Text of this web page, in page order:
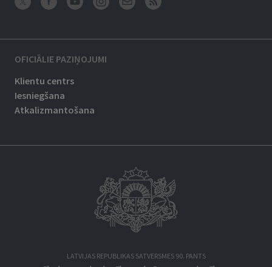
OFICIĀLIE PAZIŅOJUMI
Klientu centrs
Iesniegšana
Atkalizmantošana
LATVIJAS REPUBLIKAS SATVERSMES 90. PANTS